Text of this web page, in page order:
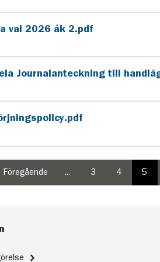
val 2026 åk 2.pdf
Journalanteckning till
Föregående
sida
i
...sida
2
paginering
sida
3
paginering
sida
4
sida
5